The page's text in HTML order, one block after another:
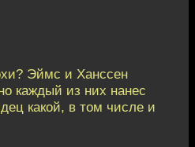
Эймс и Ханссен
каждый из них нанес
какой, в том числе и